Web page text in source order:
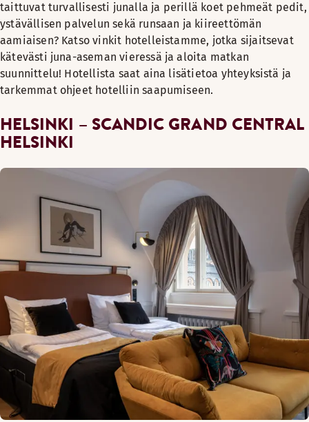
taittuvat turvallisesti junalla ja perillä koet pehmeät pedit,
ystävällisen palvelun sekä runsaan ja kiireettömän
aamiaisen? Katso vinkit hotelleistamme, jotka sijaitsevat
kätevästi juna-aseman vieressä ja aloita matkan
suunnittelu! Hotellista saat aina lisätietoa yhteyksistä ja
tarkemmat ohjeet hotelliin saapumiseen.
HELSINKI – SCANDIC GRAND CENTRAL
HELSINKI